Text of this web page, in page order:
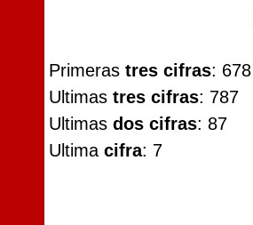
Primeras tres cifras: 678
Ultimas tres cifras: 787
Ultimas dos cifras: 87
Ultima cifra: 7